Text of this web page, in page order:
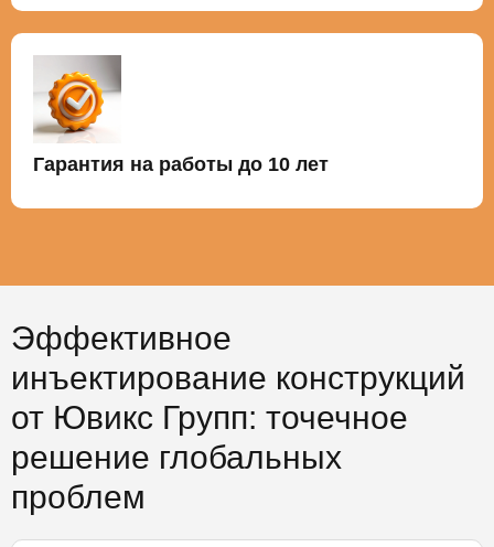
Гарантия на работы до 10 лет
Эффективное
инъектирование конструкций
от Ювикс Групп: точечное
решение глобальных
проблем